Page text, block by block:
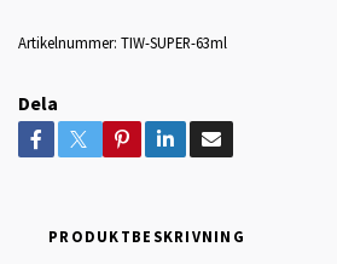
Artikelnummer: TIW-SUPER-63ml
Dela
PRODUKTBESKRIVNING